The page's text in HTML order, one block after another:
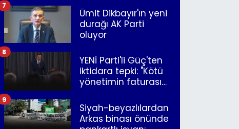
Ümit Dikbayır'ın yeni
durağı AK Parti
oluyor
7
YENİ Parti'li Güç'ten
iktidara tepki: "Kötü
yönetimin faturasını
8
Siyah-beyazlılardan
Arkas binası önünde
9